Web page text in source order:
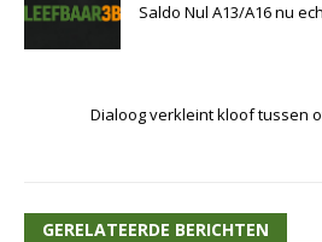
Saldo Nul A13/A16 nu
Dialoog verkleint kloof tussen
GERELATEERDE BERICHTEN